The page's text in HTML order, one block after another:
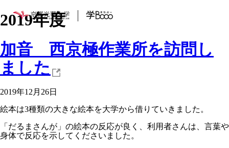
2019年度
加音 西京極作業所を訪問し
ました
2019年12月26日
絵本は3種類の大きな絵本を大学から借りていきました。
「だるまさんが」の絵本の反応が良く、利用者さんは、言葉や
身体で反応を示してくださいました。